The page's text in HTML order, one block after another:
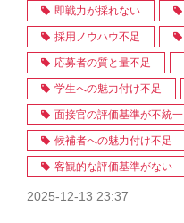
即戦力が採れない
採用ノウハウ不足
応募者の質と量不足
学生への魅力付け不足
面接官の評価基準が不統一
候補者への魅力付け不足
客観的な評価基準がない
2025-12-13 23:37